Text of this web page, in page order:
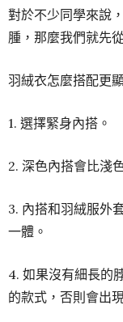
對於不少同學來說
腫，那麼我們就先
羽絨衣怎麼搭配更
1. 選擇緊身內搭。
2. 深色內搭會比淺
3. 內搭和羽絨服外
一體。
4. 如果沒有細長的
的款式，否則會出